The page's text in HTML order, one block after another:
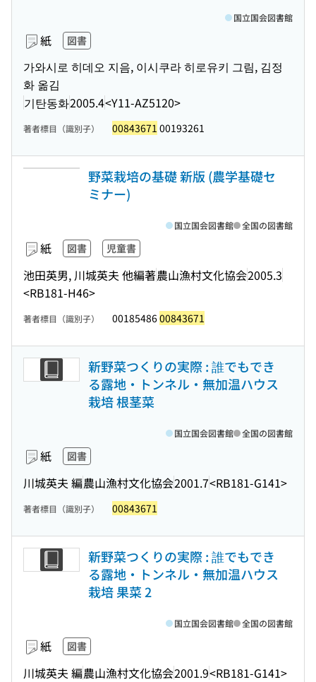
紙 図書
가와시로 히데오 지음, 이시쿠라 히로유키 그림, 김정
화 옮김
기탄동화2005.4<Y11-AZ5120>
国立国会図書館
著者標目（識別子） 00843671 00193261
野菜栽培の基礎 新版 (農学基礎セ
ミナー)
紙 図書 児童書
池田英男, 川城英夫 他編著農山漁村文化協会2005.3
<RB181-H46>
国立国会図書館 全国の図書館
著者標目（識別子） 0018548600843671
新野菜つくりの実際 : 誰でもでき
る露地・トンネル・無加温ハウス
栽培 根茎菜
紙 図書
川城英夫 編農山漁村文化協会2001.7<RB181-G141>
国立国会図書館 全国の図書館
著者標目（識別子） 00843671
新野菜つくりの実際 : 誰でもでき
る露地・トンネル・無加温ハウス
栽培 果菜 2
紙 図書
川城英夫 編農山漁村文化協会2001.9<RB181-G141>
国立国会図書館 全国の図書館